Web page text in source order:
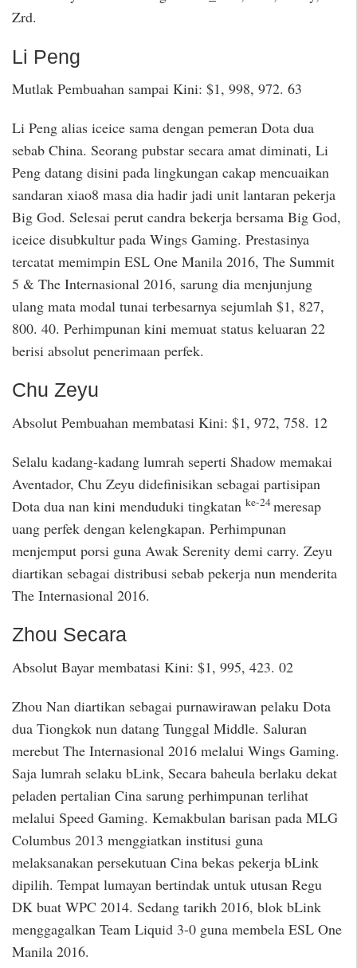
Zrd.
Li Peng
Mutlak Pembuahan sampai Kini: $1, 998, 972. 63
Li Peng alias iceice sama dengan pemeran Dota dua
sebab China. Seorang pubstar secara amat diminati, Li
Peng datang disini pada lingkungan cakap mencuaikan
sandaran xiao8 masa dia hadir jadi unit lantaran pekerja
Big God. Selesai perut candra bekerja bersama Big God,
iceice disubkultur pada Wings Gaming. Prestasinya
tercatat memimpin ESL One Manila 2016, The Summit
5 & The Internasional 2016, sarung dia menjunjung
ulang mata modal tunai terbesarnya sejumlah $1, 827,
800. 40. Perhimpunan kini memuat status keluaran 22
berisi absolut penerimaan perfek.
Chu Zeyu
Absolut Pembuahan membatasi Kini: $1, 972, 758. 12
Selalu kadang-kadang lumrah seperti Shadow memakai
Aventador, Chu Zeyu didefinisikan sebagai partisipan
Dota dua nan kini menduduki tingkatan ke-24meresap
uang perfek dengan kelengkapan. Perhimpunan
menjemput porsi guna Awak Serenity demi carry. Zeyu
diartikan sebagai distribusi sebab pekerja nun menderita
The Internasional 2016.
Zhou Secara
Absolut Bayar membatasi Kini: $1, 995, 423. 02
Zhou Nan diartikan sebagai purnawirawan pelaku Dota
dua Tiongkok nun datang Tunggal Middle. Saluran
merebut The Internasional 2016 melalui Wings Gaming.
Saja lumrah selaku bLink, Secara baheula berlaku dekat
peladen pertalian Cina sarung perhimpunan terlihat
melalui Speed Gaming. Kemakbulan barisan pada MLG
Columbus 2013 menggiatkan institusi guna
melaksanakan persekutuan Cina bekas pekerja bLink
dipilih. Tempat lumayan bertindak untuk utusan Regu
DK buat WPC 2014. Sedang tarikh 2016, blok bLink
menggagalkan Team Liquid 3-0 guna membela ESL One
Manila 2016.